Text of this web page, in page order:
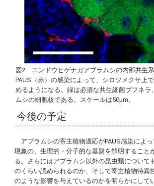
図2 エンドウヒゲナガアブラムシの内部共生
PAUS（赤）の感染によって、シロツメクサ上
めるようになる。緑は必須な共生細菌ブフネラ
ムシの細胞核である。スケールは50µm。
今後の予定
アブラムシの寄主植物適応がPAUS感染によっ
現象の、生理的・分子的な基盤を解明すること
る。さらにはアブラムシ以外の昆虫類について
のくらい認められるのか、そして寄主植物特異
のような影響を与えているのかを明らかにして